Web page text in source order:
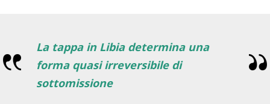
La tappa in Libia determina una
forma quasi irreversibile di
sottomissione